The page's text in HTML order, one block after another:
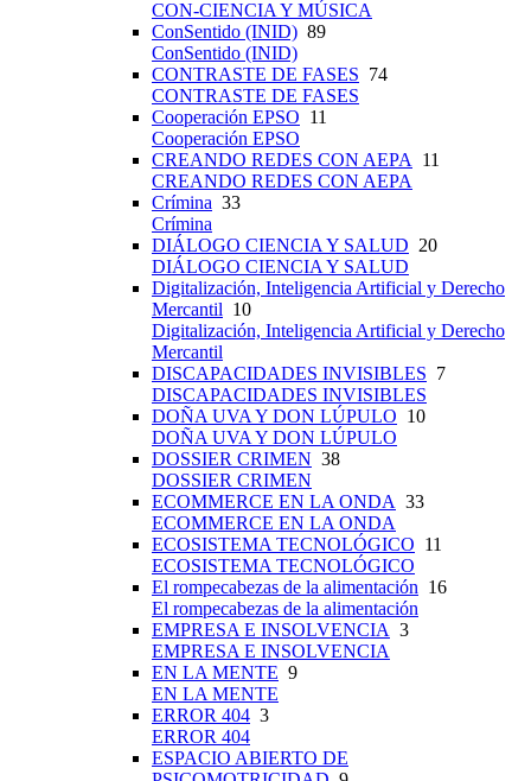
CON-CIENCIA Y MÚSICA
ConSentido (INID) 89
ConSentido (INID)
CONTRASTE DE FASES 74
CONTRASTE DE FASES
Cooperación EPSO 11
Cooperación EPSO
CREANDO REDES CON AEPA
11
CREANDO REDES CON AEPA
Crímina 33
Crímina
DIÁLOGO CIENCIA Y SALUD 20
DIÁLOGO CIENCIA Y SALUD
Digitalización, Inteligencia Artificial y Derecho
Mercantil 10
Digitalización, Inteligencia Artificial y Derecho
Mercantil
DISCAPACIDADES INVISIBLES 7
DISCAPACIDADES INVISIBLES
DOÑA UVA Y DON LÚPULO 10
DOÑA UVA Y DON LÚPULO
DOSSIER CRIMEN 38
DOSSIER CRIMEN
ECOMMERCE EN LA ONDA 33
ECOMMERCE EN LA ONDA
ECOSISTEMA TECNOLÓGICO 11
ECOSISTEMA TECNOLÓGICO
El rompecabezas de la alimentación 16
El rompecabezas de la alimentación
EMPRESA E INSOLVENCIA 3
EMPRESA E INSOLVENCIA
EN LA MENTE 9
EN LA MENTE
ERROR 404 3
ERROR 404
ESPACIO ABIERTO DE